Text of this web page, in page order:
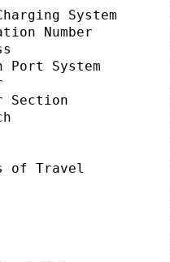
System       马
Number          车
车
System         可
贮油
速
真
of Travel           行
真
备
气
真
叶